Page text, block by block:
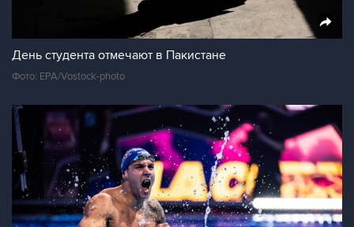
День студента отмечают в Пакистане
Фото: EPA/Vostock-photo